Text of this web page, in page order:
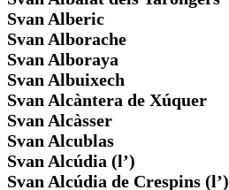
Svan Alberic
Svan Alborache
Svan Alboraya
Svan Albuixech
Svan Alcàntera de Xúquer
Svan Alcàsser
Svan Alcublas
Svan Alcúdia (l’)
Svan Alcúdia de Crespins (l’)